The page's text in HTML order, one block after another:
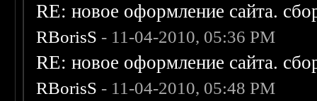
RE: новое оформление сайта.
RBorisS - 11-04-2010, 05:36 PM
RE: новое оформление сайта.
RBorisS - 11-04-2010, 05:48 PM